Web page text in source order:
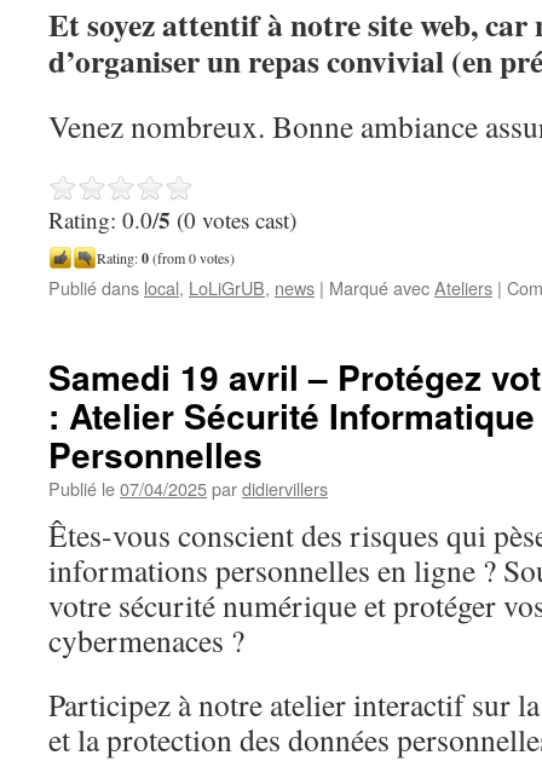
Et soyez attentif à notre site web, car
d’organiser un repas convivial (en
Venez nombreux. Bonne ambiance
Rating: 0.0/5 (0 votes cast)
Rating:0(from 0 votes)
Publié dans local, LoLiGrUB, news | Marqué avecAteliers |
Samedi 19 avril – Protégez
: Atelier Sécurité
Personnelles
Publié le07/04/2025pardidiervillers
Êtes-vous conscient des risques qui
informations personnelles en ligne ?
votre sécurité numérique et protéger
cybermenaces ?
Participez à notre atelier interactif sur
et la protection des données